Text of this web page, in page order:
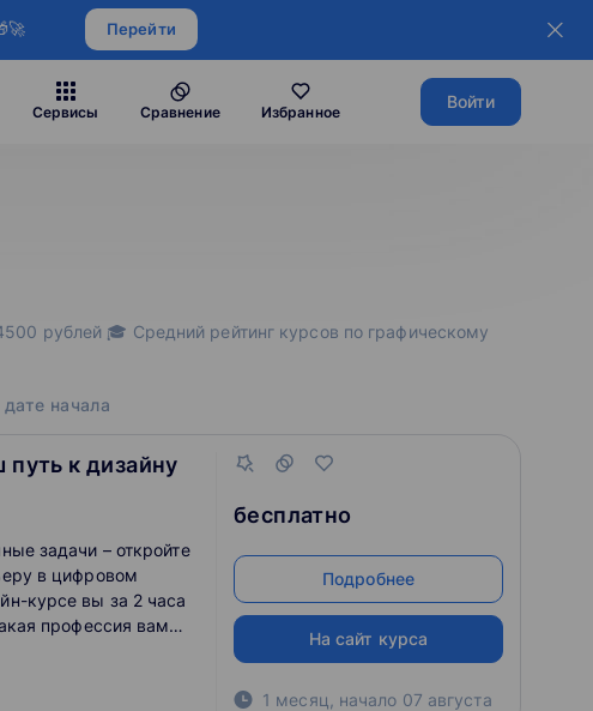
Перейти
Сервисы Сравнение Избранное
Войти
рублей 🎓 Средний рейтинг курсов по графическому
дате начала
путь к дизайну
задачи – откройте
в цифровом
курсе вы за 2 часа
профессия вам
бесплатно
Подробнее
На сайт курса
1 месяц начало 07 августа